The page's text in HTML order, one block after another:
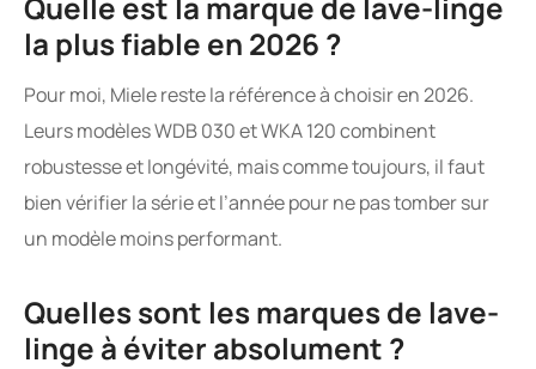
la plus fiable en 2026 ?
Pour moi, Miele reste la référence à choisir en 2026.
Leurs modèles WDB 030 et WKA 120 combinent
robustesse et longévité, mais comme toujours, il faut
bien vérifier la série et l’année pour ne pas tomber sur
un modèle moins performant.
Quelles sont les marques de lave-
linge à éviter absolument ?